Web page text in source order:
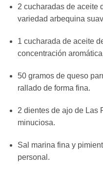
2 cucharadas de aceite
variedad arbequina
1 cucharada de aceite
concentración
50 gramos de queso
rallado de forma fina.
2 dientes de ajo de Las
minuciosa.
Sal marina fina y
personal.